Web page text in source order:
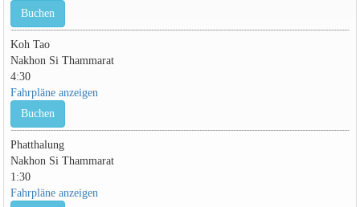
Buchen
Koh Tao
Nakhon Si Thammarat
4:30
Fahrpläne anzeigen
Buchen
Phatthalung
Nakhon Si Thammarat
1:30
Fahrpläne anzeigen